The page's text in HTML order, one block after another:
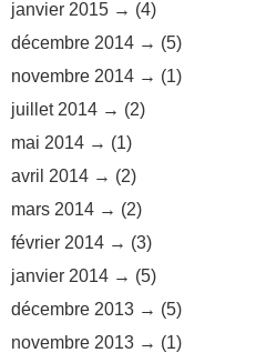
janvier 2015
(4)
décembre 2014
(5)
novembre 2014
(1)
juillet 2014
(2)
mai 2014
(1)
avril 2014
(2)
mars 2014
(2)
février 2014
(3)
janvier 2014
(5)
décembre 2013
(5)
novembre 2013
(1)